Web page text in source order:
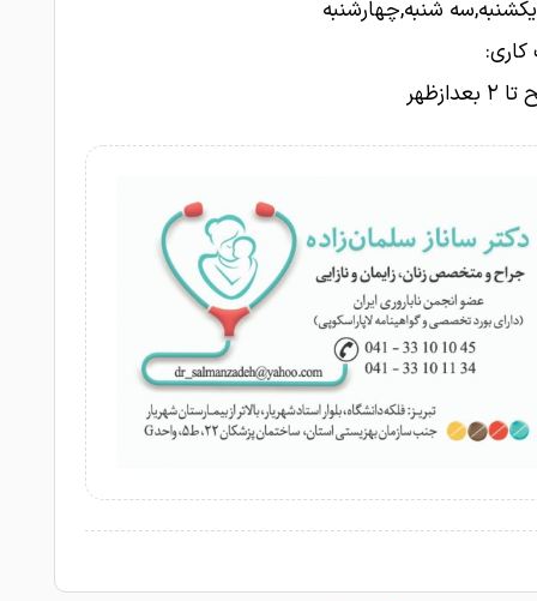
شنبه,چهارشنبه